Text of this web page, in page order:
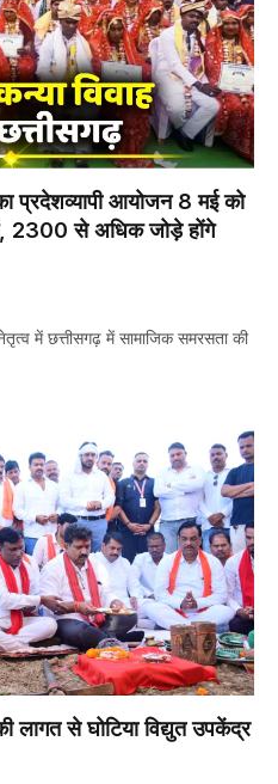
प्रदेशव्यापी आयोजन 8 मई को
2300 से अधिक जोड़े होंगे
में छत्तीसगढ़ में सामाजिक समरसता की
से घोटिया विद्युत उपकेंद्र